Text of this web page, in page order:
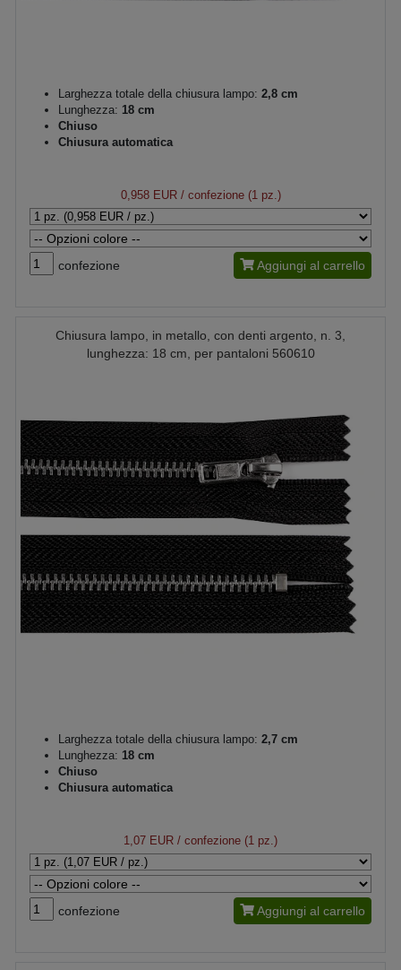
Larghezza totale della chiusura lampo: 2,8 cm
Lunghezza: 18 cm
Chiuso
Chiusura automatica
0,958 EUR/ confezione (1 pz.)
confezione Aggiungi al carrello
Chiusura lampo, in metallo, con denti argento, n. 3,
lunghezza: 18 cm, per pantaloni 560610
Larghezza totale della chiusura lampo: 2,7 cm
Lunghezza: 18 cm
Chiuso
Chiusura automatica
1,07 EUR / confezione (1 pz.)
confezione Aggiungi al carrello